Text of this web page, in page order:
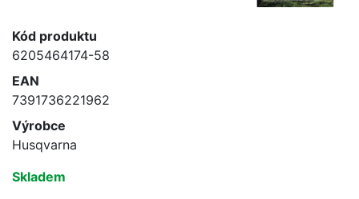
Kód produktu
6205464174-58
EAN
7391736221962
Výrobce
Husqvarna
Skladem